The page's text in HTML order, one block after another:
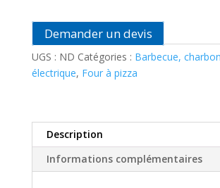
Alfa
ForniDemander un devis
UGS : ND Catégories : Barbecue,
électrique, Four à pizza
Description
Informations complémentaires